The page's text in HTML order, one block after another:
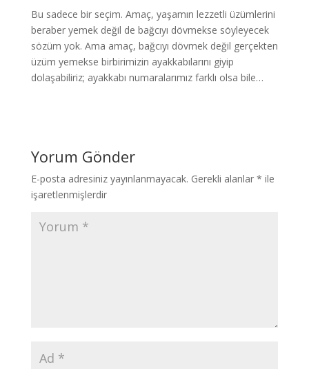
Bu sadece bir seçim. Amaç, yaşamın lezzetli üzümlerini
beraber yemek değil de bağcıyı dövmekse söyleyecek
sözüm yok. Ama amaç, bağcıyı dövmek değil gerçekten
üzüm yemekse birbirimizin ayakkabılarını giyip
dolaşabiliriz; ayakkabı numaralarımız farklı olsa bile…
Yorum Gönder
E-posta adresiniz yayınlanmayacak. Gerekli alanlar * ile
işaretlenmişlerdir